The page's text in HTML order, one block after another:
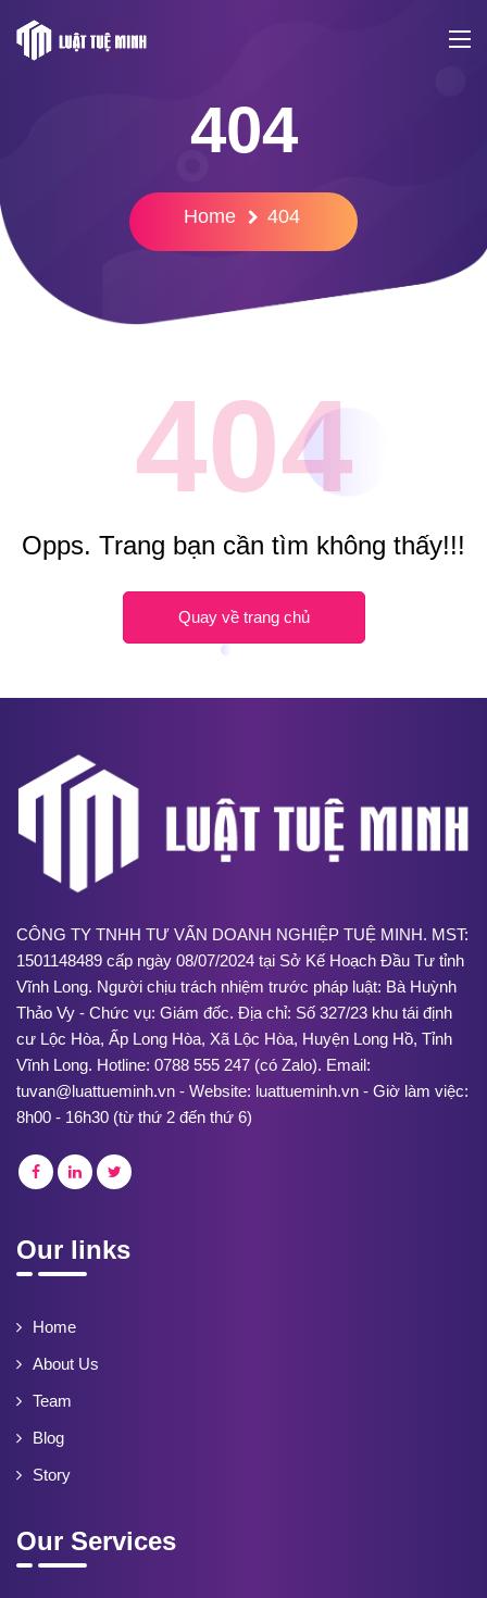
404
Home 404
404
Opps. Trang bạn cần tìm không thấy!!!
Quay về trang chủ
CÔNG TY TNHH TƯ VẤN DOANH NGHIỆP TUỆ MINH. MST:
1501148489 cấp ngày 08/07/2024 tại Sở Kế Hoạch Đầu Tư tỉnh
Vĩnh Long. Người chịu trách nhiệm trước pháp luật: Bà Huỳnh
Thảo Vy - Chức vụ: Giám đốc. Địa chỉ: Số 327/23 khu tái định
cư Lộc Hòa, Ấp Long Hòa, Xã Lộc Hòa, Huyện Long Hồ, Tỉnh
Vĩnh Long. Hotline: 0788 555 247 (có Zalo). Email:
tuvan@luattueminh.vn - Website: luattueminh.vn - Giờ làm việc:
8h00 - 16h30 (từ thứ 2 đến thứ 6)
Our links
Home
About Us
Team
Blog
Story
Our Services